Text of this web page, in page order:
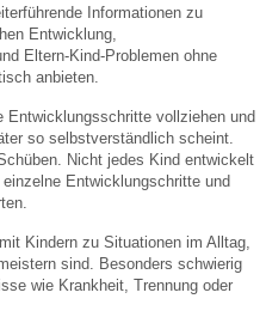
Informationen zu
Entwicklung,
Eltern-Kind-Problemen ohne
anbieten.
Entwicklungsschritte vollziehen und
so selbstverständlich scheint.
Nicht jedes Kind entwickelt
Entwicklungschritte und
Kindern zu Situationen im Alltag,
sind. Besonders schwierig
wie Krankheit, Trennung oder